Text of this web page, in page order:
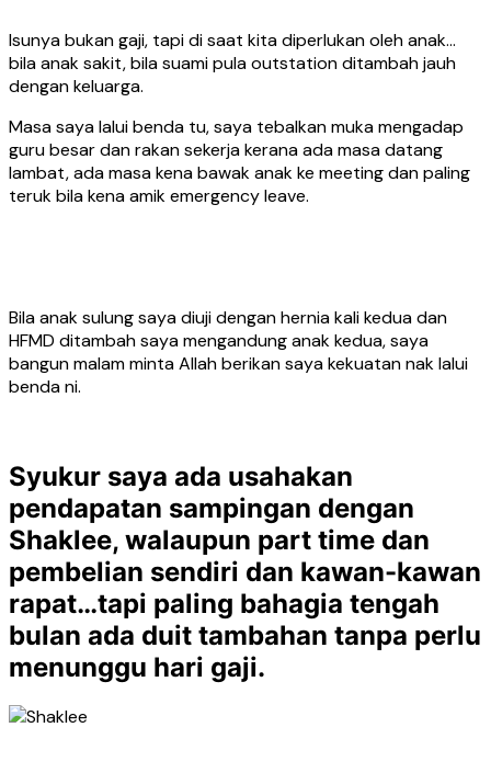
Isunya bukan gaji, tapi di saat kita diperlukan oleh anak…
bila anak sakit, bila suami pula outstation ditambah jauh
dengan keluarga.
Masa saya lalui benda tu, saya tebalkan muka mengadap
guru besar dan rakan sekerja kerana ada masa datang
lambat, ada masa kena bawak anak ke meeting dan paling
teruk bila kena amik emergency leave.
Bila anak sulung saya diuji dengan hernia kali kedua dan
HFMD ditambah saya mengandung anak kedua, saya
bangun malam minta Allah berikan saya kekuatan nak lalui
benda ni.
Syukur saya ada usahakan
pendapatan sampingan dengan
Shaklee, walaupun part time dan
pembelian sendiri dan kawan-kawan
rapat…tapi paling bahagia tengah
bulan ada duit tambahan tanpa perlu
menunggu hari gaji.